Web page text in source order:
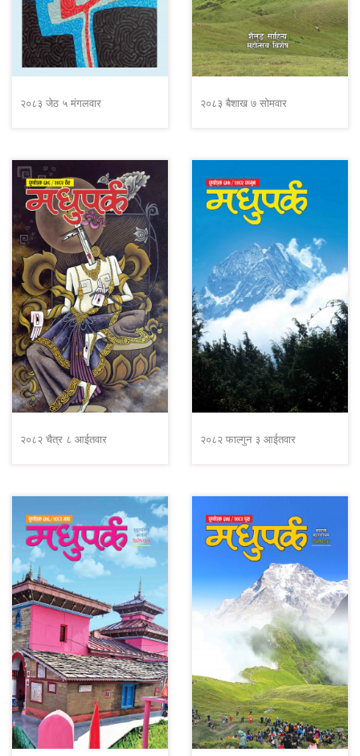
२०८३ जेठ ५ मंगलवार २०८३ बैशाख ७ सोमवार
२०८२ चैत्र ८ आईतवार २०८२ फाल्गुन ३ आईतवार